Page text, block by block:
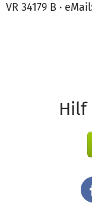
VR 34179 B ·
Hilf